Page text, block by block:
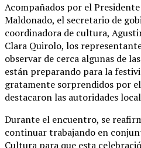
Acompañados por el
Maldonado, el secretario de
coordinadora de cultura,
Clara Quirolo, los
observar de cerca algunas de
están preparando para la
gratamente sorprendidos por
destacaron las autoridades
Durante el encuentro, se
continuar trabajando en
Cultura para que esta